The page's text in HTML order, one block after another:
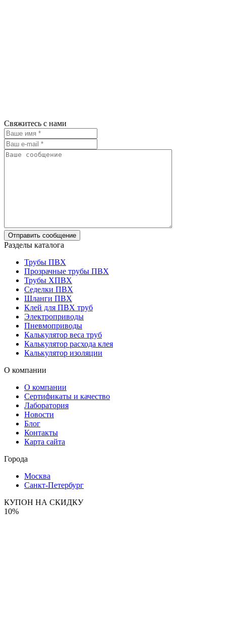
Свяжитесь с нами
Разделы каталога
Трубы ПВХ
Прозрачные трубы ПВХ
Трубы ХПВХ
Седелки ПВХ
Шланги ПВХ
Клей для ПВХ труб
Электроприводы
Пневмоприводы
Калькулятор веса труб
Калькулятор расхода клея
Калькулятор изоляции
О компании
О компании
Сертификаты и качество
Лаборатория
Новости
Блог
Контакты
Карта сайта
Города
Москва
Санкт-Петербург
КУПОН НА СКИДКУ
10%